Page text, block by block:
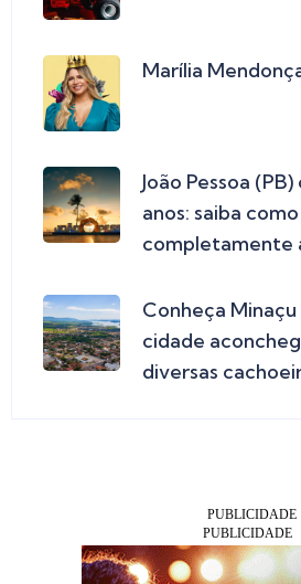
Marília
João Pessoa
anos: saiba
completamente
Conheça Minaçu
cidade
diversas